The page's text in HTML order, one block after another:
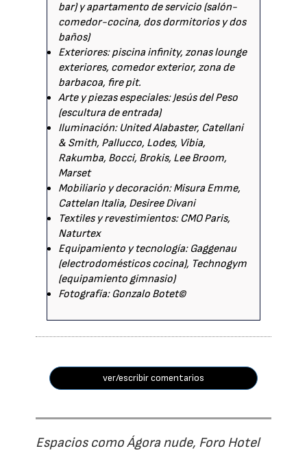
bar) y apartamento de servicio (salón-
comedor-cocina, dos dormitorios y dos
baños)
Exteriores: piscina infinity, zonas lounge
exteriores, comedor exterior, zona de
barbacoa, fire pit.
Arte y piezas especiales: Jesús del Peso
(escultura de entrada)
Iluminación: United Alabaster, Catellani
& Smith, Pallucco, Lodes, Vibia,
Rakumba, Bocci, Brokis, Lee Broom,
Marset
Mobiliario y decoración: Misura Emme,
Cattelan Italia, Desiree Divani
Textiles y revestimientos: CMO Paris,
Naturtex
Equipamiento y tecnología: Gaggenau
(electrodomésticos cocina), Technogym
(equipamiento gimnasio)
Fotografía: Gonzalo Botet©
ver/escribir comentarios
Espacios como Ágora nude, Foro Hotel